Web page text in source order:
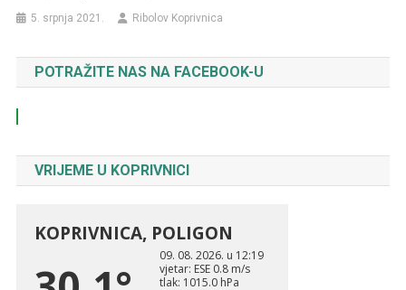
5. srpnja 2021. Ribolov Koprivnica
POTRAŽITE NAS NA FACEBOOK-U
VRIJEME U KOPRIVNICI